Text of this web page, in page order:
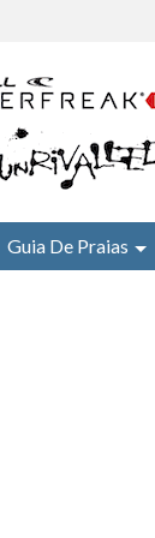
Guia De Praias